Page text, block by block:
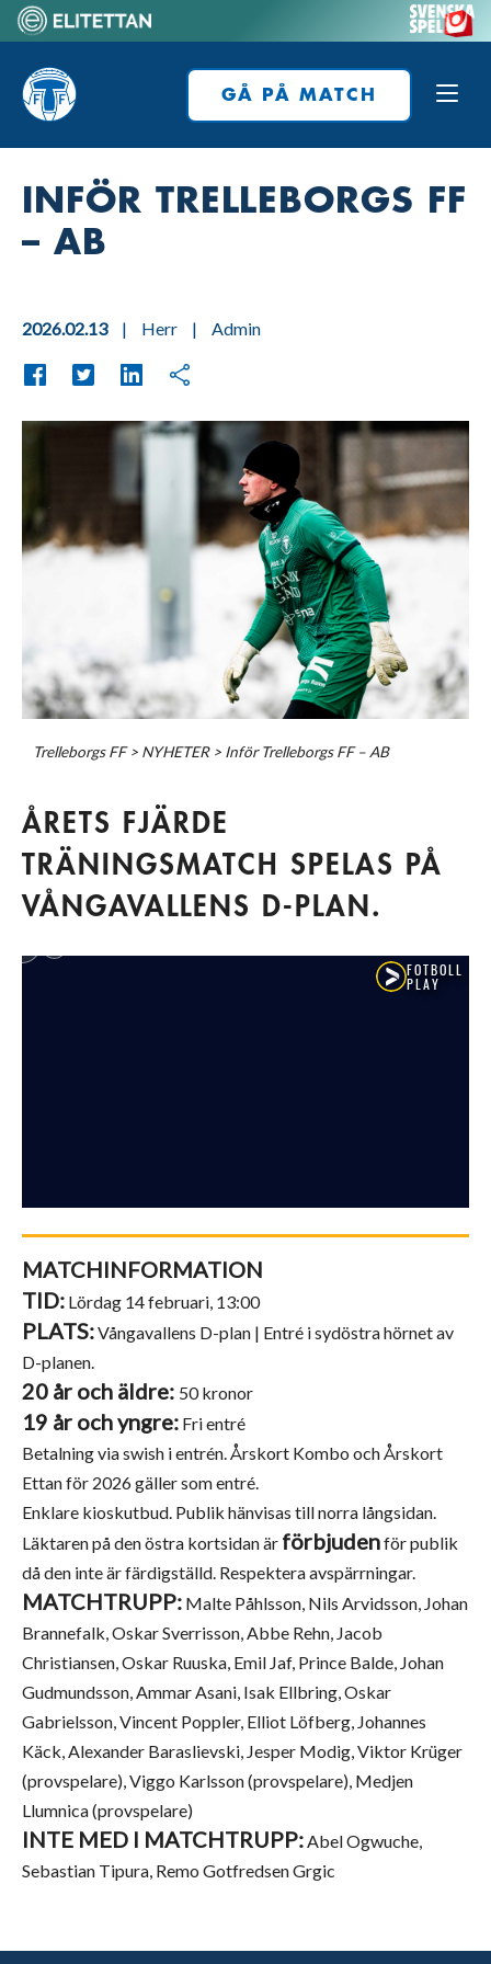
content
Home
GÅ PÅ MATCH
INFÖR TRELLEBORGS FF
– AB
2026.02.13 | Herr | Admin
Trelleborgs FF> NYHETER> Inför Trelleborgs FF – AB
ÅRETS FJÄRDE
TRÄNINGSMATCH SPELAS PÅ
VÅNGAVALLENS D-PLAN.
MATCHINFORMATION
TID: Lördag 14 februari, 13:00
PLATS:Vångavallens D-plan | Entré i sydöstra hörnet av
D-planen.
20 år och äldre: 50 kronor
19 år och yngre: Fri entré
Betalning via swish i entrén. Årskort Kombo och Årskort
Ettan för 2026 gäller som entré.
Enklare kioskutbud. Publik hänvisas till norra långsidan.
Läktaren på den östra kortsidan är förbjudenför publik
då den inte är färdigställd. Respektera avspärrningar.
MATCHTRUPP: Malte Påhlsson, Nils Arvidsson, Johan
Brannefalk, Oskar Sverrisson, Abbe Rehn, Jacob
Christiansen, Oskar Ruuska, Emil Jaf, Prince Balde, Johan
Gudmundsson, Ammar Asani, Isak Ellbring, Oskar
Gabrielsson, Vincent Poppler, Elliot Löfberg, Johannes
Käck, Alexander Baraslievski, Jesper Modig, Viktor Krüger
(provspelare), Viggo Karlsson (provspelare), Medjen
Llumnica (provspelare)
INTE MED I MATCHTRUPP: Abel Ogwuche,
Sebastian Tipura, Remo Gotfredsen Grgic